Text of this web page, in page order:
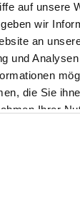
auf unsere
wir
an
und
die Sie
Ihrer
Imprint